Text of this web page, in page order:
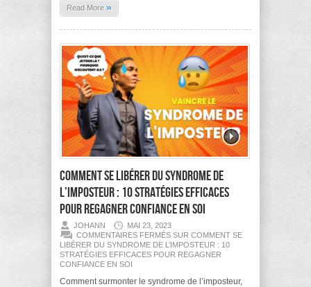
Read More »
Comment se libérer du syndrome de
l’imposteur : 10 stratégies efficaces
pour regagner confiance en soi
JOHANN
MAI 23, 2023
COMMENTAIRES FERMÉS SUR COMMENT SE
LIBÉRER DU SYNDROME DE L’IMPOSTEUR : 10
STRATÉGIES EFFICACES POUR REGAGNER
CONFIANCE EN SOI
Comment surmonter le syndrome de l’imposteur,